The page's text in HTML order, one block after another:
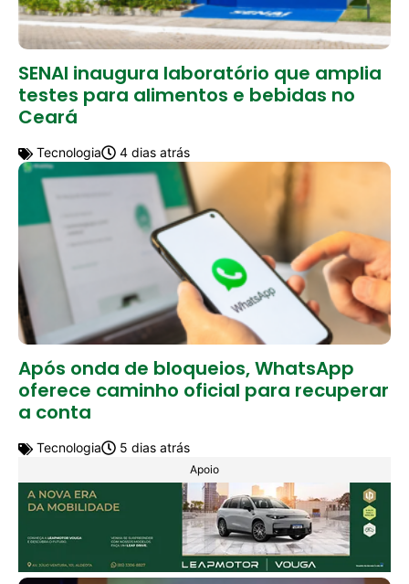
SENAI inaugura laboratório que amplia
testes para alimentos e bebidas no
Ceará
Tecnologia 4 dias atrás
Após onda de bloqueios, WhatsApp
oferece caminho oficial para recuperar
a conta
Tecnologia 5 dias atrás
Apoio